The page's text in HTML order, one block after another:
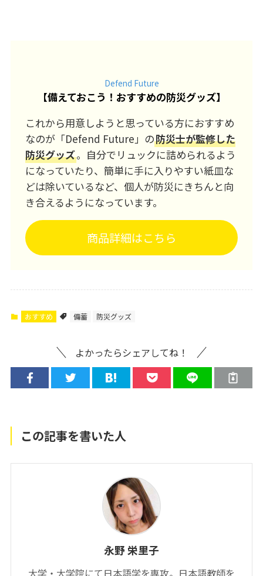
Defend Future
【備えておこう！おすすめの防災グッズ】
これから用意しようと思っている方におすすめ
なのが「Defend Future」の防災士が監修した
防災グッズ。自分でリュックに詰められるよう
になっていたり、簡単に手に入りやすい紙皿な
どは除いているなど、個人が防災にきちんと向
き合えるようになっています。
商品詳細はこちら
おすすめ 備蓄 防災グッズ
よかったらシェアしてね！
この記事を書いた人
永野 栄里子
大学・大学院にて日本語学を専攻。日本語教師を